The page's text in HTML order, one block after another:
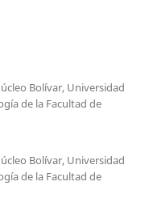
Bolívar, Universidad
de la Facultad de
Bolívar, Universidad
de la Facultad de